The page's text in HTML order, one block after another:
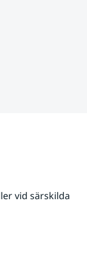
vid särskilda